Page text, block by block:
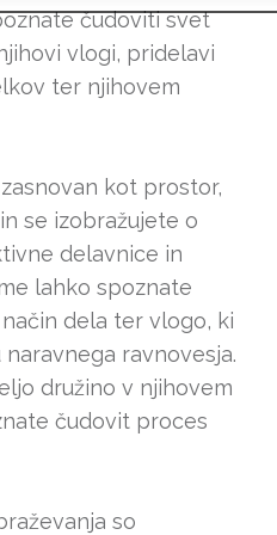
čudoviti svet
vlogi, pridelavi
ter njihovem
kot prostor,
se izobražujete o
delavnice in
lahko spoznate
dela ter vlogo, ki
ravnovesja.
družino v njihovem
čudovit proces
so